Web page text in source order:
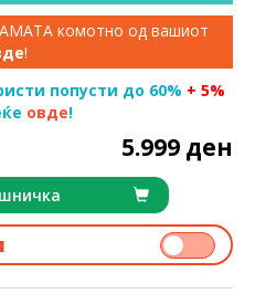
комотно од вашиот
!
попусти до 60% + 5%
овде!
5.999 ден